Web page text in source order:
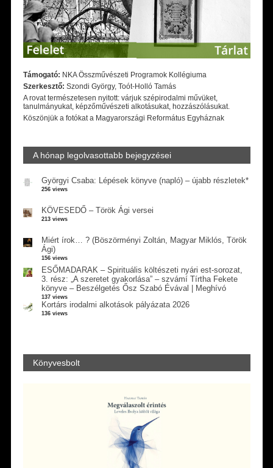
Támogató: NKA Összművészeti Programok Kollégiuma
Szerkesztő: Szondi György, Toót-Holló Tamás
A rovat természetesen nyitott: várjuk szépirodalmi művüket,
tanulmányukat, képzőművészeti alkotásukat, hozzászólásukat.
Köszönjük a fotókat a Magyarországi Református Egyháznak
A hónap legolvasottabb bejegyzései
Györgyi Csaba: Lépések könyve (napló) – újabb részletek*
256 views
KÖVESEDŐ – Török Ági versei
213 views
Miért írok… ? (Böszörményi Zoltán, Magyar Miklós, Török
Ági)
156 views
ESŐMADARAK – Spirituális költészeti nyári est-sorozat,
3. rész: „A szeretet gyakorlása” – szvámí Tírtha Fekete
könyve – Beszélgetés Ősz Szabó Évával | Meghívó
137 views
Kortárs irodalmi alkotások pályázata 2026
136 views
Könyvesbolt